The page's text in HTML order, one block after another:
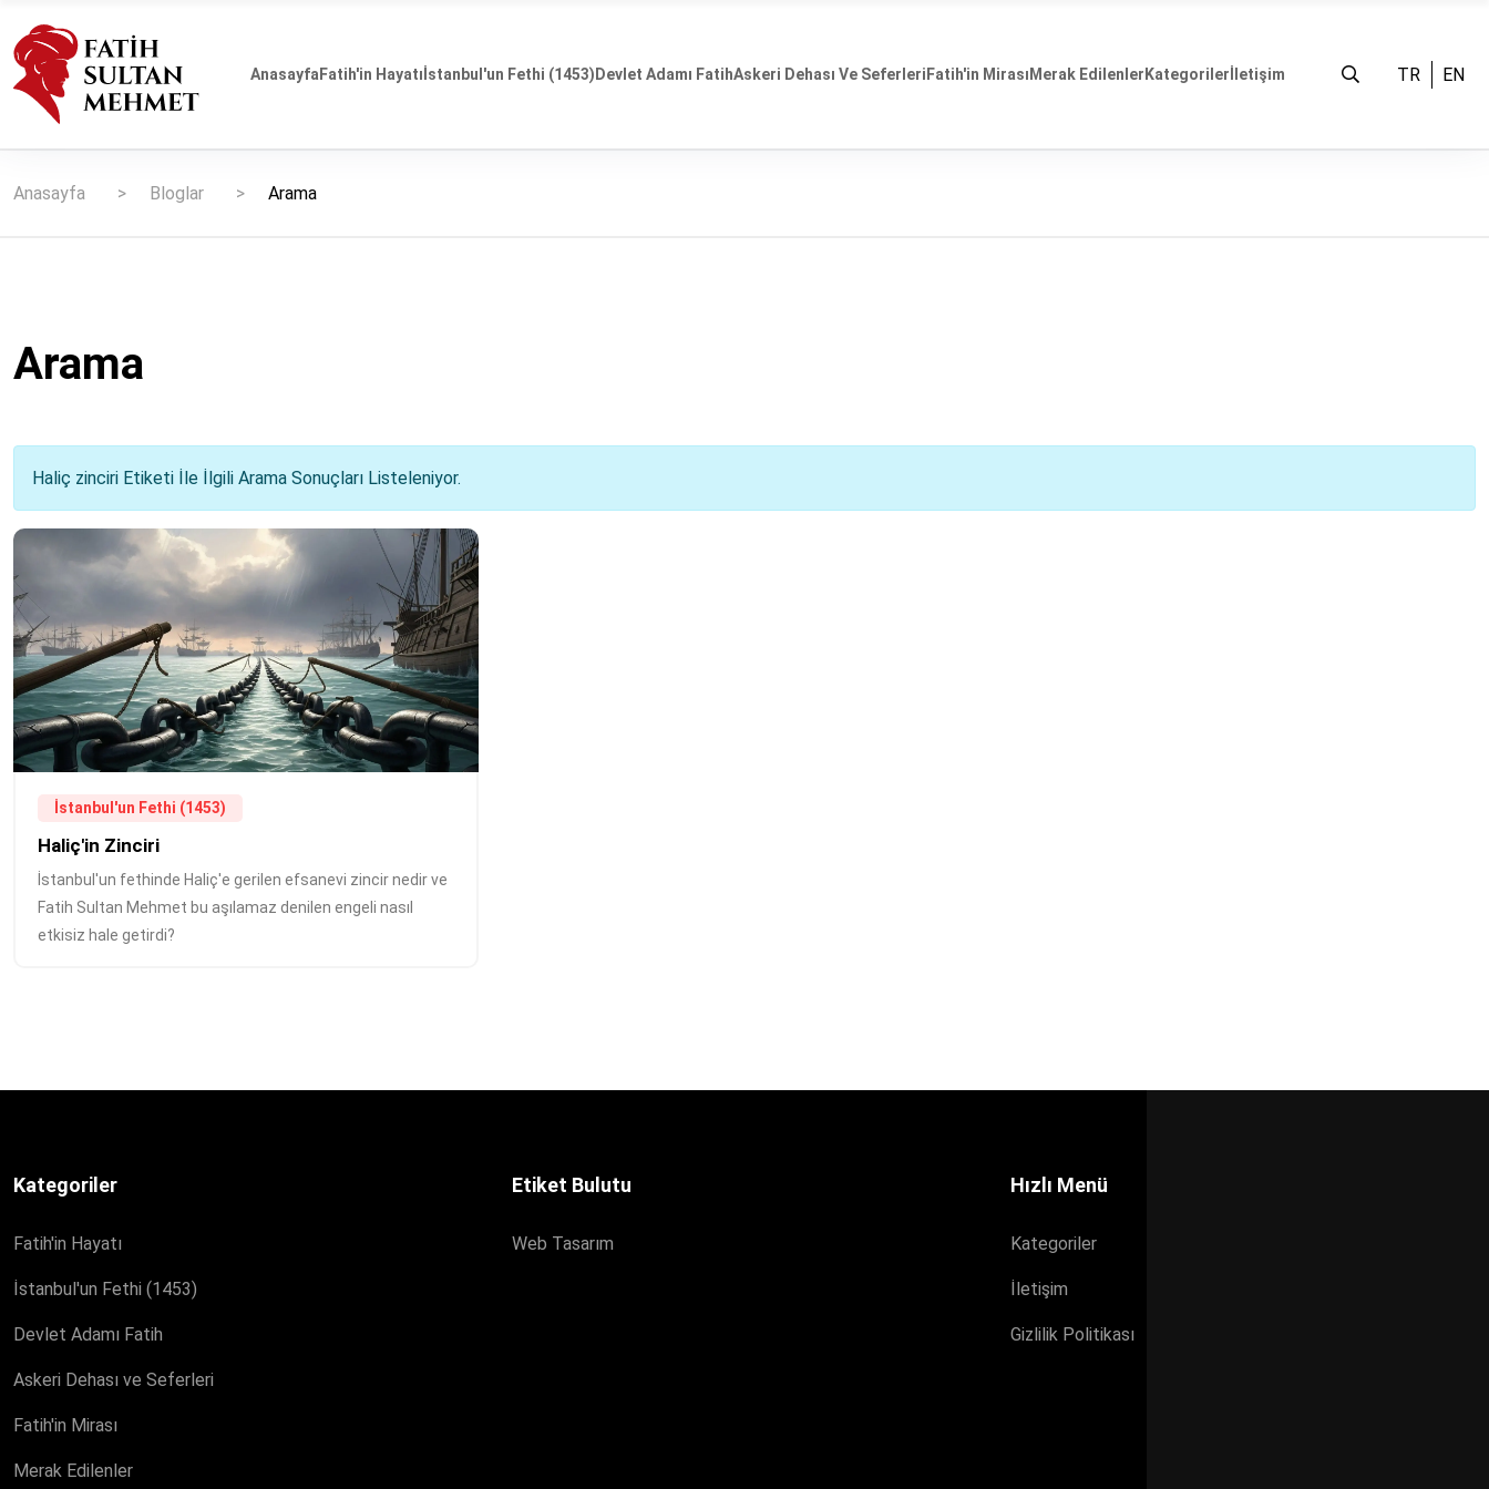
AnasayfaFatih'in Hayatıİstanbul'un Fethi (1453)Devlet Adamı FatihAskeri Dehası Ve SeferleriFatih'in MirasıMerak EdilenlerKategorilerİletişim TR EN
Anasayfa Bloglar Arama
Arama
Haliç zinciri Etiketi İle İlgili Arama Sonuçları Listeleniyor.
İstanbul'un Fethi (1453)
Haliç'in Zinciri
İstanbul'un fethinde Haliç'e gerilen efsanevi zincir nedir ve
Fatih Sultan Mehmet bu aşılamaz denilen engeli nasıl
etkisiz hale getirdi?
Kategoriler
Fatih'in Hayatı
İstanbul'un Fethi (1453)
Devlet Adamı Fatih
Askeri Dehası ve Seferleri
Fatih'in Mirası
Merak Edilenler
Etiket Bulutu
Web Tasarım
Hızlı Menü
Kategoriler
İletişim
Gizlilik Politikası